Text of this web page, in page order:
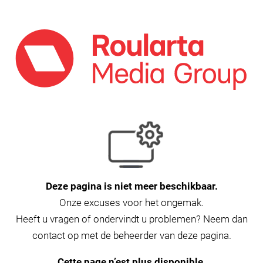
Deze pagina is niet meer beschikbaar.
Onze excuses voor het ongemak.
Heeft u vragen of ondervindt u problemen? Neem dan
contact op met de beheerder van deze pagina.